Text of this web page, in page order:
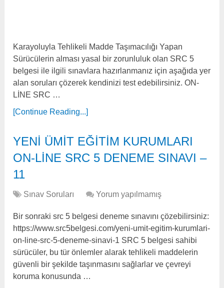
Karayoluyla Tehlikeli Madde Taşımacılığı Yapan
Sürücülerin alması yasal bir zorunluluk olan SRC 5
belgesi ile ilgili sınavlara hazırlanmanız için aşağıda yer
alan soruları çözerek kendinizi test edebilirsiniz. ON-
LİNE SRC …
[Continue Reading...]
YENİ ÜMİT EĞİTİM KURUMLARI
ON-LİNE SRC 5 DENEME SINAVI –
11
Sınav Soruları Yorum yapılmamış
Bir sonraki src 5 belgesi deneme sınavını çözebilirsiniz:
https://www.src5belgesi.com/yeni-umit-egitim-kurumlari-
on-line-src-5-deneme-sinavi-1 SRC 5 belgesi sahibi
sürücüler, bu tür önlemler alarak tehlikeli maddelerin
güvenli bir şekilde taşınmasını sağlarlar ve çevreyi
koruma konusunda …